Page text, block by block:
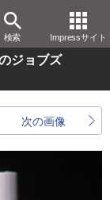
検索 Impressサイト
ジョブズ
次の画像